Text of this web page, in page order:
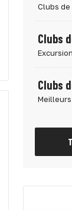
Clubs
Clubs
Clubs